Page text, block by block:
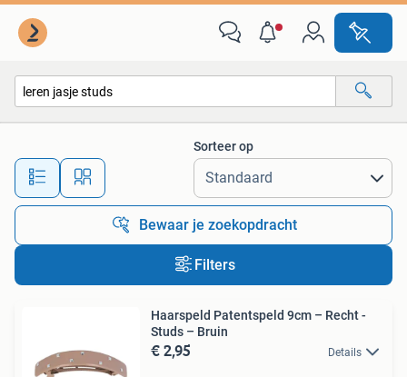
Alle afstanden…
Sorteer op
Bewaar je zoekopdracht
Filters
Haarspeld Patentspeld 9cm – Recht -
Studs – Bruin
€ 2,95 Details